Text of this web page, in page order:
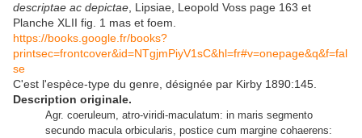
descriptae ac depictae , Lipsiae, Leopold Voss page 163 et
Planche XLII fig. 1 mas et foem.
https://books.google.fr/books?
printsec=frontcover&id=NTgjmPiyV1sC&hl=fr#v=onepage&q&f=fal
se
C'est l'espèce-type du genre, désignée par Kirby 1890:145.
Description originale.
Agr. coeruleum, atro-viridi-maculatum: in maris segmento
secundo macula orbicularis, postice cum margine cohaerens: